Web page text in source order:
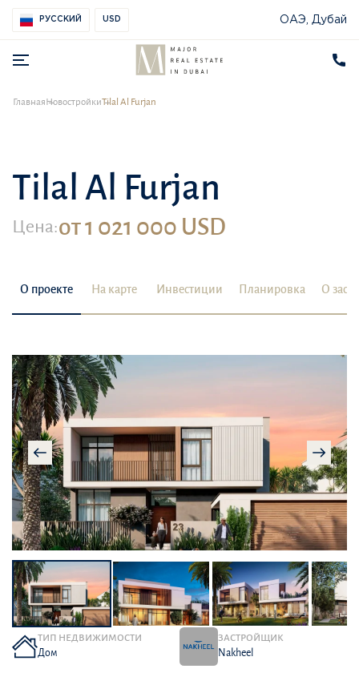
РУССКИЙ USD ОАЭ, Дубай
ГлавнаяНовостройкиTilal Al Furjan
Tilal Al Furjan
Цена:от 1 021 000 USD
О проекте На карте Инвестиции Планировка О
ТИП НЕДВИЖИМОСТИ
Дом
ЗАСТРОЙЩИК
Nakheel